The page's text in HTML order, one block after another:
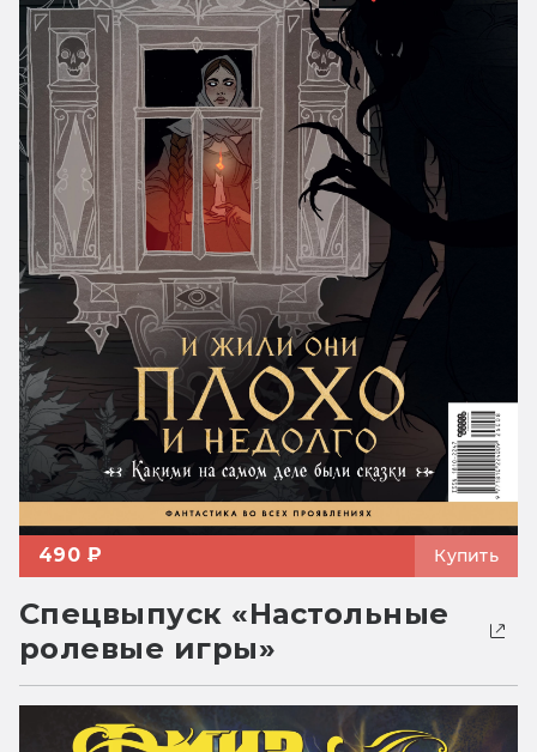
490 ₽ Купить
Спецвыпуск «Настольные
ролевые игры»